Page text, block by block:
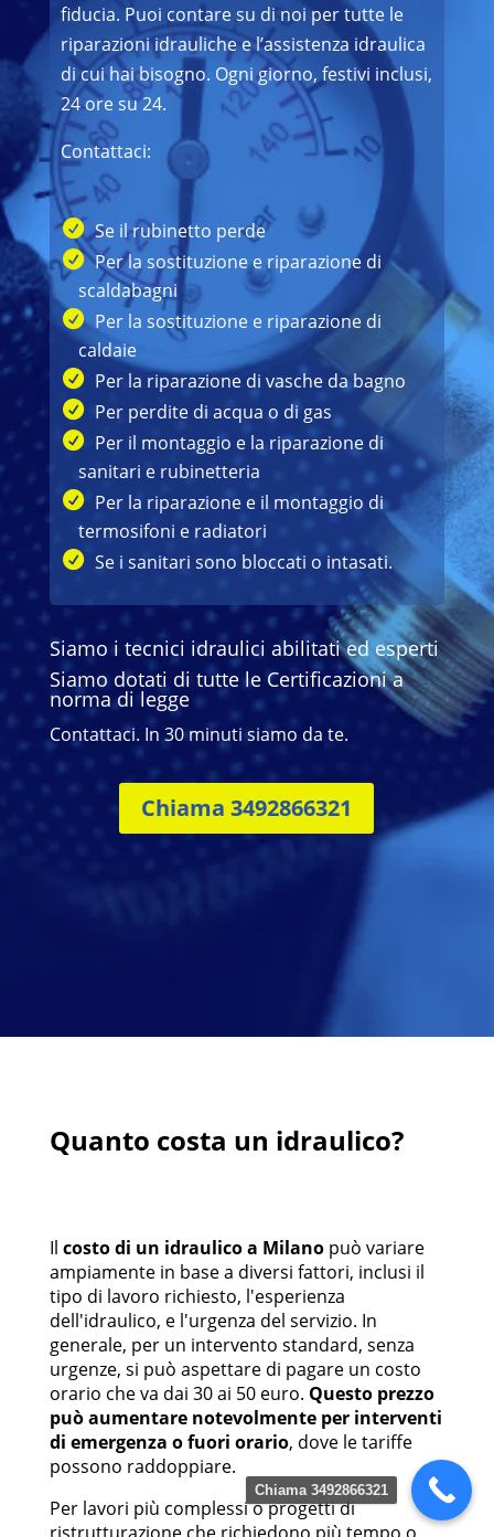
fiducia. Puoi contare su di noi per tutte le
riparazioni idrauliche e l’assistenza idraulica
di cui hai bisogno. Ogni giorno, festivi inclusi,
24 ore su 24.
Contattaci:
Se il rubinetto perde
Per la sostituzione e riparazione di
scaldabagni
Per la sostituzione e riparazione di
caldaie
Per la riparazione di vasche da bagno
Per perdite di acqua o di gas
Per il montaggio e la riparazione di
sanitari e rubinetteria
Per la riparazione e il montaggio di
termosifoni e radiatori
Se i sanitari sono bloccati o intasati.
Siamo i tecnici idraulici abilitati ed esperti
Siamo dotati di tutte le Certificazioni a
norma di legge
Contattaci. In 30 minuti siamo da te.
Chiama 3492866321
Quanto costa un idraulico?
Il costo di un idraulico a Milanopuò variare
ampiamente in base a diversi fattori, inclusi il
tipo di lavoro richiesto, l'esperienza
dell'idraulico, e l'urgenza del servizio. In
generale, per un intervento standard, senza
urgenze, si può aspettare di pagare un costo
orario che va dai 30 ai 50 euro. Questo prezzo
può aumentare notevolmente per interventi
di emergenza o fuori orario, dove le tariffe
possono raddoppiare.
Per lavori più complessi o progetti di
Chiama 3492866321